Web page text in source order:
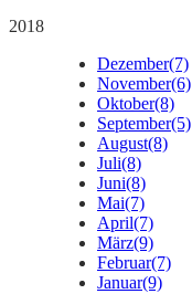
2018
Dezember(7)
November(6)
Oktober(8)
September(5)
August(8)
Juli(8)
Juni(8)
Mai(7)
April(7)
März(9)
Februar(7)
Januar(9)